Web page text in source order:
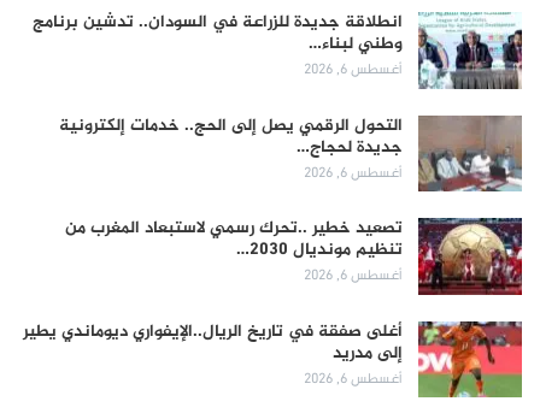
انطلاقة جديدة للزراعة في السودان.. تدشين برنامج
وطني لبناء…
أغسطس 6, 2026
التحول الرقمي يصل إلى الحج.. خدمات إلكترونية
جديدة لحجاج…
أغسطس 6, 2026
تصعيد خطير ..تحرك رسمي لاستبعاد المغرب من
تنظيم مونديال 2030…
أغسطس 6, 2026
أغلى صفقة في تاريخ الريال..الإيفواري ديوماندي يطير
إلى مدريد
أغسطس 6, 2026